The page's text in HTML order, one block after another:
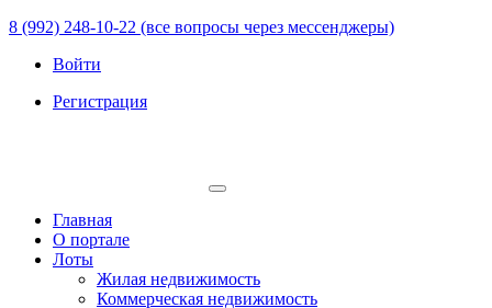
8 (992) 248-10-22 (все вопросы через мессенджеры)
Войти
Регистрация
Главная
О портале
Лоты
Жилая недвижимость
Коммерческая недвижимость